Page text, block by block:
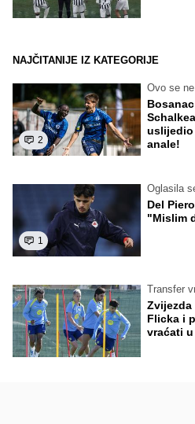
NAJČITANIJE IZ KATEGORIJE
2
Ovo se
uslijedio
anale!
1
Oglasila
Del
"Mislim
Transfer
Zvijezda
Flicka i
vraćati